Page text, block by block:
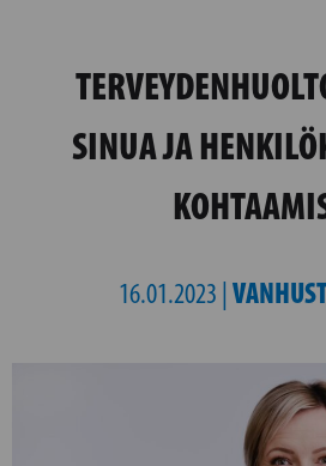
SINUA JA
16.01.2023 |